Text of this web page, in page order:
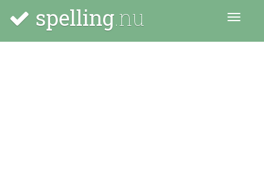
spelling.nu Menu